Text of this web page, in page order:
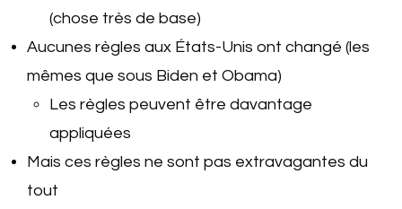
(chose très de base)
Aucunes règles aux États-Unis ont changé (les
mêmes que sous Biden et Obama)
Les règles peuvent être davantage
appliquées
Mais ces règles ne sont pas extravagantes du
tout